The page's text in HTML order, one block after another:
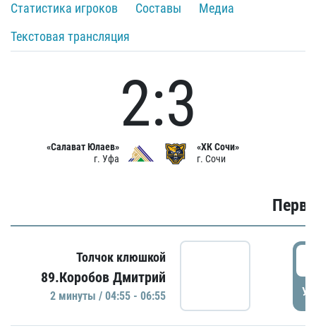
Статистика игроков
Составы
Медиа
Текстовая трансляция
«Салават Юлаев»
г. Уфа
2:3
«ХК Сочи»
г. Сочи
Толчок клюшкой
89.Коробов Дмитрий
2 минуты / 04:55 - 06:55